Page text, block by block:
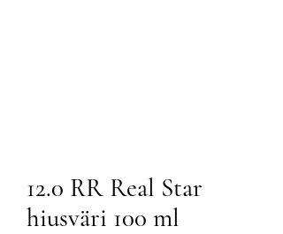
12.0 RR Real Star
hiusväri 100 ml